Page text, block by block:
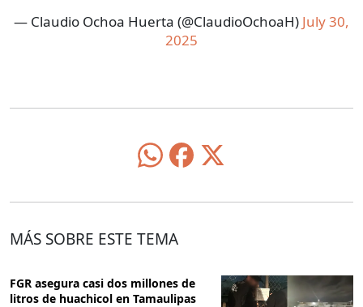
— Claudio Ochoa Huerta (@ClaudioOchoaH) July 30,
2025
MÁS SOBRE ESTE TEMA
FGR asegura casi dos millones de
litros de huachicol en Tamaulipas